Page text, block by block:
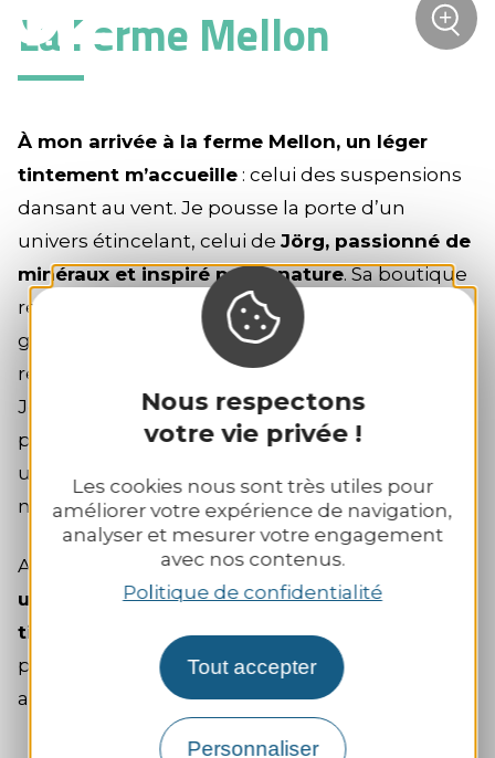
Nous respectons
votre vie privée !
Les cookies nous sont très utiles pour
améliorer votre expérience de navigation,
analyser et mesurer votre engagement
avec nos contenus.
Politique de confidentialité
Tout accepter
Personnaliser
La Ferme Mellon
À mon arrivée à la ferme Mellon, un léger
tintement m’accueille : celui des suspensions
dansant au vent. Je pousse la porte d’un
univers étincelant, celui deJörg, passionné de
minéraux et inspiré par la nature. Sa boutique
regorge de merveilles : pierres taillées,
gemmes lumineuses, bijoux délicats… chaque
recoin brille de mille feux.
Jörg me parle avec douceur des vertus des
pierres. Portée par son enthousiasme, je choisis
un bijou en onyx, simple et élégant, censé
m’apporter sérénité et créativité.
Avec Silke, sa compagne, ils proposent aussi
une pause bien-être : massage relaxant, bols
tibétains, pierres chaudes…Une douce
parenthèse dans cette journée de découvertes
artisanales.
+